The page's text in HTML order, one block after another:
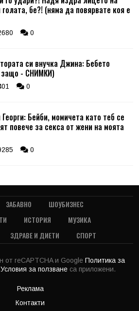
бе?! (няма да повярвате коя е
0
си внучка Джина: Бебето
- СНИМКИ)
0
Бейби, момичета като теб се
повече за секса от жени на моята
0
ЗАБАВНО
ШОУБИЗНЕС
ИСТОРИЯ
МУЗИКА
ЗДРАВЕ И ДИЕТИ СПОРТ
от reCAPTCHA и Google Политика за
Условия за ползване са приложени.
Реклама
Контакти